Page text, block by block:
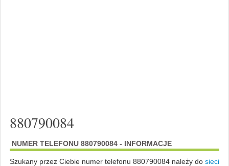
880790084
NUMER TELEFONU 880790084 - INFORMACJE
Szukany przez Ciebie numer telefonu 880790084 należy do sieci